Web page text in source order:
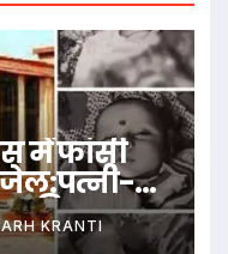
में फांसी
डेढ़
की हत्या,
रेयरेस्ट नहीं
KRANTI